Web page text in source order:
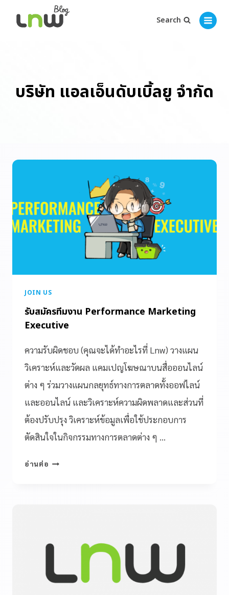
Search
บริษัท แอลเอ็นดับเบิ้ลยู จำกัด
JOIN US
รับสมัครทีมงาน Performance Marketing
Executive
ความรับผิดชอบ (คุณจะได้ทำอะไรที่ Lnw) วางแผน
วิเคราะห์และวัดผล แคมเปญโฆษณาบนสื่อออนไลน์
ต่าง ๆ ร่วมวางแผนกลยุทธ์ทางการตลาดทั้งออฟไลน์
และออนไลน์ และวิเคราะห์ความผิดพลาดและส่วนที่
ต้องปรับปรุง วิเคราะห์ข้อมูลเพื่อใช้ประกอบการ
ตัดสินใจในกิจกรรมทางการตลาดต่าง ๆ …
อ่านต่อ